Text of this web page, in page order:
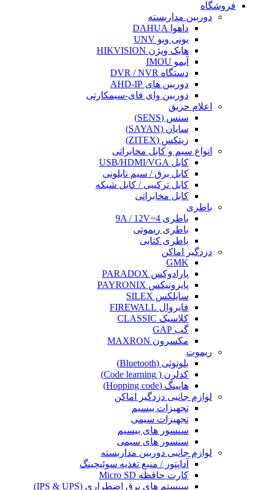
فروشگاه
دوربین مداربسته
داهوا DAHUA
یونی ویو UNV
هایک ویژن HIKVISION
آیمو IMOU
دستگاه DVR / NVR
دوربین های AHD-IP
دوربین وای فای-سیمکارتی
اعلام حریق
سنس (SENS)
سایان (SAYAN)
زیتکس (ZITEX)
انواع سیم و کابل مخابراتی
کابل USB/HDMI/VGA
کابل برق / سیم نایلونی
کابل ترکیبی / کابل شبکه
کابل مخابراتی
باطری
باطری 4~9A / 12V
باطری ریموتی
باطری کتابی
دزدگیر اماکن
GMK
پارادوکس PARADOX
پایرونیکس PAYRONIX
سایلکس SILEX
فایروال FIREWALL
کلاسیک CLASSIC
گپ GAP
مکسرون MAXRON
ریموت
بلوتوثی (Bluetooth)
کدلرن ( Code learning)
هاپینگ (Hopping code)
لوازم جانبی دزدگیر اماکن
تجهیزات بیسیم
تجهیزات سیمی
سنسور های بیسیم
سنسور های سیمی
لوازم جانبی دوربین مداربسته
آداپتور / منبع تغذیه سوئیچینگ
کارت حافظه Micro SD
سیستم های برق اضطراری (IPS & UPS)